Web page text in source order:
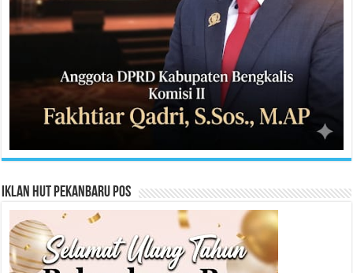
Iklan HUT Pekanbaru Pos